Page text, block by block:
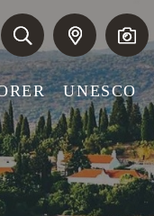
UNESCO